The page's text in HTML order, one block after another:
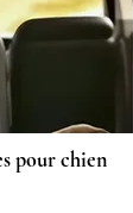
pour chien